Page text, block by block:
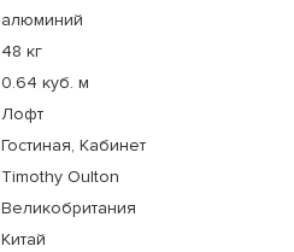
алюминий
48 кг
0.64 куб. м
Лофт
Гостиная, Кабинет
Timothy Oulton
Великобритания
Китай